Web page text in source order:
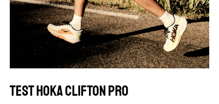
TEST HOKA CLIFTON PRO